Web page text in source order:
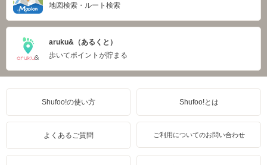
地図検索・ルート検索
aruku&（あるくと）
歩いてポイントが貯まる
Shufoo!の使い方 Shufoo!とは
よくあるご質問 ご利用についてのお問い合わせ